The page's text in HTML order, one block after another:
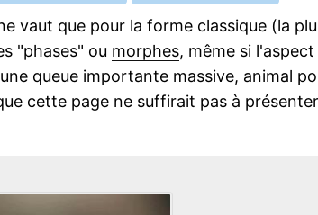
vaut que pour la forme classique (la
"phases" ou morphes, même si
queue importante massive, animal
cette page ne suffirait pas à présenter